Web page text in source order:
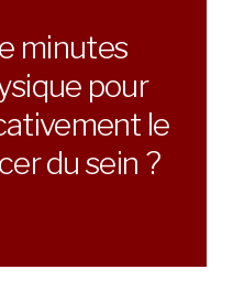
minutes
pour
le
du sein ?